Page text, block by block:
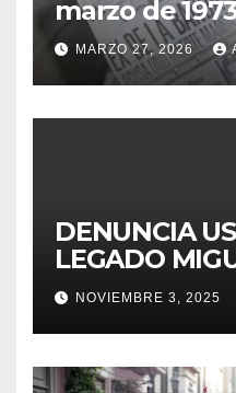
marzo de
MARZO 27, 2026
DENUNCIA
LEGADO
APONTE
NOVIEMBRE 3, 2025